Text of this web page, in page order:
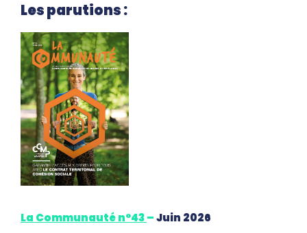
Les parutions :
La Communauté n°43–Juin 2026